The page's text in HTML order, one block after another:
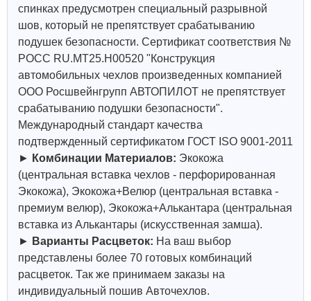
спинках предусмотрен специальный разрывной
шов, который не препятствует срабатыванию
подушек безопасности. Сертификат соответствия №
РОСС RU.МТ25.Н00520 "Конструкция
автомобильных чехлов произведенных компанией
ООО Росшвейнгрупп АВТОПИЛОТ не препятствует
срабатыванию подушки безопасности".
Международный стандарт качества
подтвержденный сертификатом ГОСТ ISO 9001-2011
► Комбинации Материалов: Экокожа
(центральная вставка чехлов - перфорированная
Экокожа), Экокожа+Велюр (центральная вставка -
премиум велюр), Экокожа+Алькантара (центральная
вставка из Алькантары (искусственная замша).
► Варианты Расцветок: На ваш выбор
представлены более 70 готовых комбинаций
расцветок. Так же принимаем заказы на
индивидуальный пошив Авточехлов.